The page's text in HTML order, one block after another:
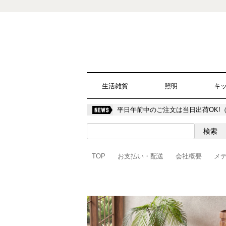
生活雑貨 照明 キ
平日午前中のご注文は当日出荷OK!
TOP お支払い・配送 会社概要 メ